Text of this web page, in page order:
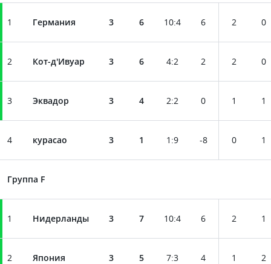
1 Германия 3 6 10:4 6 2 0
2 Кот-д'Ивуар 3 6 4:2 2 2 0
3 Эквадор 3 4 2:2 0 1 1
4 курасао 3 1 1 :9 -8 0 1
Группа F
1 Нидерланды 3 7 10:4 6 2 1
2 Япония 3 5 7:3 4 1 2